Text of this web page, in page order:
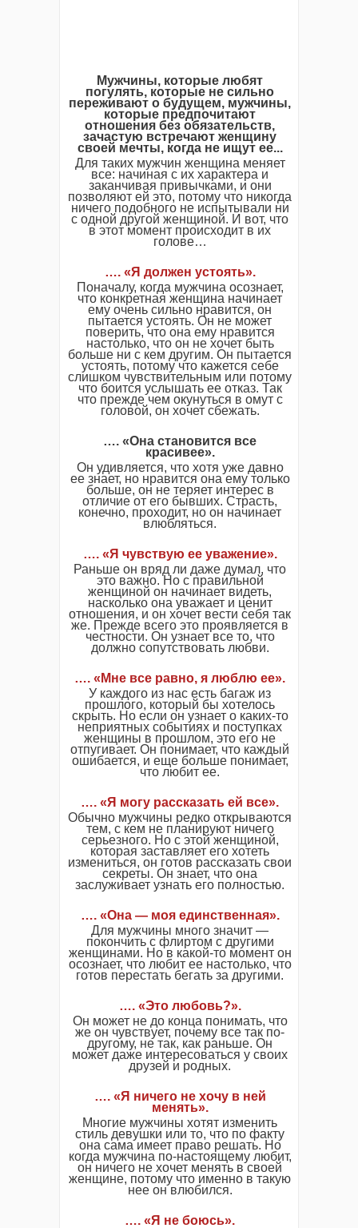
Мужчины, которые любят
погулять, которые не сильно
переживают о будущем, мужчины,
которые предпочитают
отношения без обязательств,
зачастую встречают женщину
своей мечты, когда не ищут ее...
Для таких мужчин женщина меняет
все: начиная с их характера и
заканчивая привычками, и они
позволяют ей это, потому что никогда
ничего подобного не испытывали ни
с одной другой женщиной. И вот, что
в этот момент происходит в их
голове…
…. «Я должен устоять».
Поначалу, когда мужчина осознает,
что конкретная женщина начинает
ему очень сильно нравится, он
пытается устоять. Он не может
поверить, что она ему нравится
настолько, что он не хочет быть
больше ни с кем другим. Он пытается
устоять, потому что кажется себе
слишком чувствительным или потому
что боится услышать ее отказ. Так
что прежде чем окунуться в омут с
головой, он хочет сбежать.
…. «Она становится все
красивее».
Он удивляется, что хотя уже давно
ее знает, но нравится она ему только
больше, он не теряет интерес в
отличие от его бывших. Страсть,
конечно, проходит, но он начинает
влюбляться.
…. «Я чувствую ее уважение».
Раньше он вряд ли даже думал, что
это важно. Но с правильной
женщиной он начинает видеть,
насколько она уважает и ценит
отношения, и он хочет вести себя так
же. Прежде всего это проявляется в
честности. Он узнает все то, что
должно сопутствовать любви.
…. «Мне все равно, я люблю ее».
У каждого из нас есть багаж из
прошлого, который бы хотелось
скрыть. Но если он узнает о каких-то
неприятных событиях и поступках
женщины в прошлом, это его не
отпугивает. Он понимает, что каждый
ошибается, и еще больше понимает,
что любит ее.
…. «Я могу рассказать ей все».
Обычно мужчины редко открываются
тем, с кем не планируют ничего
серьезного. Но с этой женщиной,
которая заставляет его хотеть
измениться, он готов рассказать свои
секреты. Он знает, что она
заслуживает узнать его полностью.
…. «Она — моя единственная».
Для мужчины много значит —
покончить с флиртом с другими
женщинами. Но в какой-то момент он
осознает, что любит ее настолько, что
готов перестать бегать за другими.
…. «Это любовь?».
Он может не до конца понимать, что
же он чувствует, почему все так по-
другому, не так, как раньше. Он
может даже интересоваться у своих
друзей и родных.
…. «Я ничего не хочу в ней
менять».
Многие мужчины хотят изменить
стиль девушки или то, что по факту
она сама имеет право решать. Но
когда мужчина по-настоящему любит,
он ничего не хочет менять в своей
женщине, потому что именно в такую
нее он влюбился.
…. «Я не боюсь».